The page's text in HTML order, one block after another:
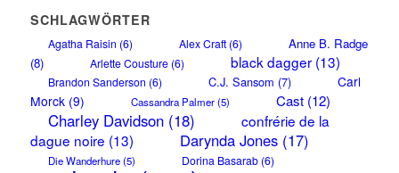
SCHLAGWÖRTER
Agatha Raisin (6) Alex Craft(6)
Anne B. Radge
(8)
Arlette Cousture(6) black dagger(13)
Brandon Sanderson (6) C.J. Sansom (7)
Carl
Morck(9) Cassandra Palmer(5) Cast(12)
Charley Davidson(18)
confrérie de la
dague noire (13) Darynda Jones(17)
Die Wanderhure(5) Dorina Basarab(6)